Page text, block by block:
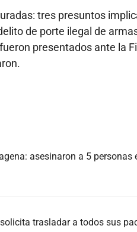
tres presuntos
de porte ilegal de
presentados ante la
asesinaron a 5
trasladar a todos sus